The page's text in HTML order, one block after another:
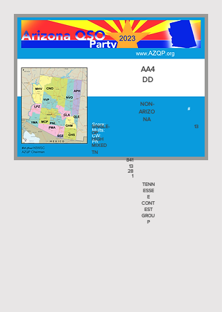
AA4
DD
NON-
ARIZO
NA
SINGLE-
OP
HIGH
MIXED
TN
13
841
13
28
1
TENN
ESSE
E
CONT
EST
GROU
P